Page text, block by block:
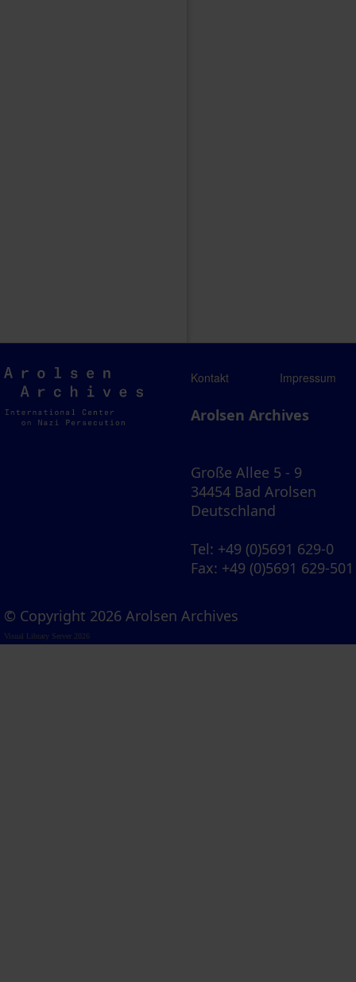
Arolsen
Archives
Kontakt Impressum
Arolsen Archives
Große Allee 5 - 9
34454 Bad Arolsen
Deutschland
Tel: +49 (0)5691 629-0
Fax: +49 (0)5691 629-501
© Copyright 2026 Arolsen Archives
Visual Library Server 2026